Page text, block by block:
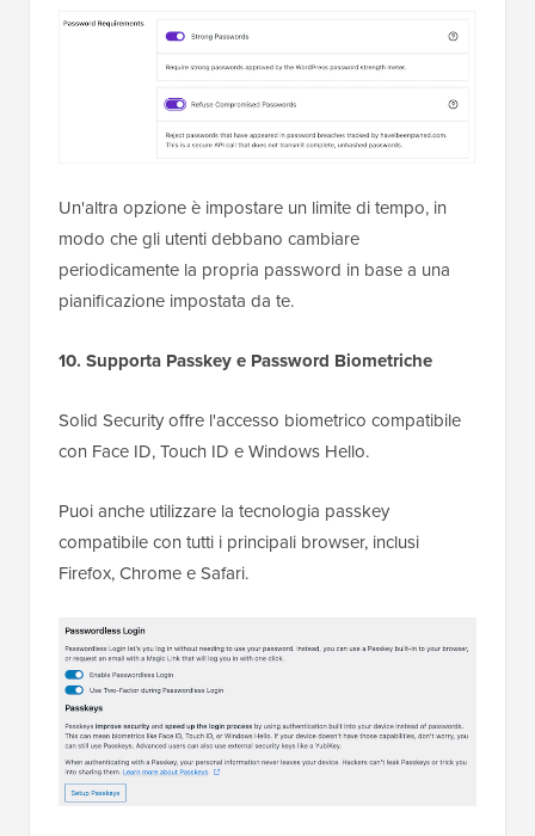
Un'altra opzione è impostare un limite di tempo, in
modo che gli utenti debbano cambiare
periodicamente la propria password in base a una
pianificazione impostata da te.
10. Supporta Passkey e Password Biometriche
Solid Security offre l'accesso biometrico compatibile
con Face ID, Touch ID e Windows Hello.
Puoi anche utilizzare la tecnologia passkey
compatibile con tutti i principali browser, inclusi
Firefox, Chrome e Safari.